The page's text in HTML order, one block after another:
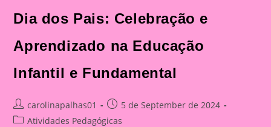
Dia dos Pais: Celebração e
Aprendizado na Educação
Infantil e Fundamental
Post
author:
carolinapalhas01
Post
published:
5 de September de 2024
PostAtividades Pedagógicas